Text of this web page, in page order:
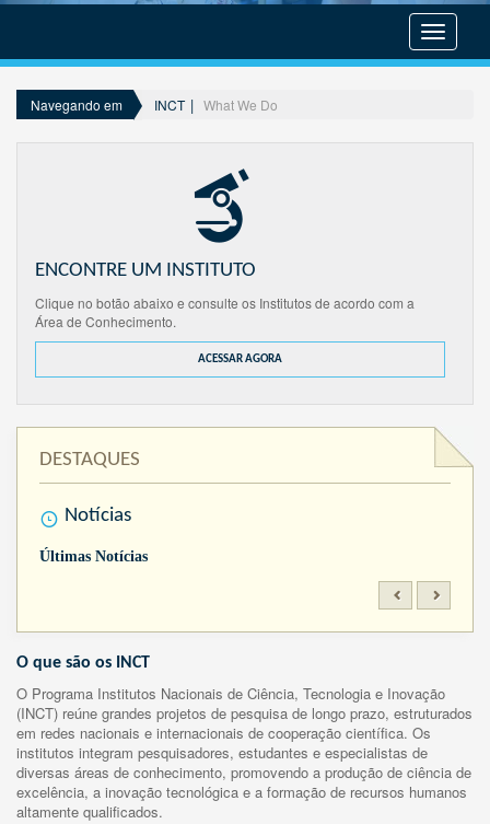
menu
Navegando em INCT What We Do
ENCONTRE UM INSTITUTO
Clique no botão abaixo e consulte os Institutos de acordo com a
Área de Conhecimento.
ACESSAR AGORA
DESTAQUES
Notícias
Últimas Notícias
O que são os INCT
O Programa Institutos Nacionais de Ciência, Tecnologia e Inovação
(INCT) reúne grandes projetos de pesquisa de longo prazo, estruturados
em redes nacionais e internacionais de cooperação científica. Os
institutos integram pesquisadores, estudantes e especialistas de
diversas áreas de conhecimento, promovendo a produção de ciência de
excelência, a inovação tecnológica e a formação de recursos humanos
altamente qualificados.